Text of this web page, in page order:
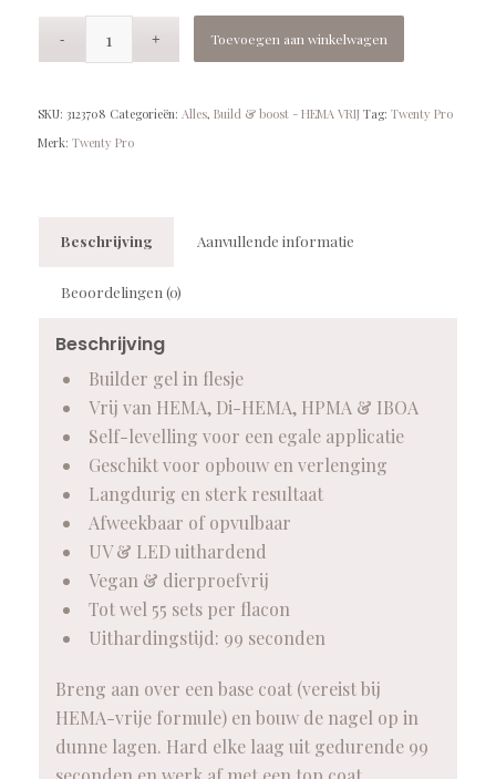
Toevoegen aan winkelwagen
SKU: 3123708 Categorieën: Alles, Build & boost - HEMA VRIJ Tag: Twenty Pro
Merk: Twenty Pro
Beschrijving Aanvullende informatie
Beoordelingen (0)
Beschrijving
Builder gel in flesje
Vrij van HEMA, Di-HEMA, HPMA & IBOA
Self-levelling voor een egale applicatie
Geschikt voor opbouw en verlenging
Langdurig en sterk resultaat
Afweekbaar of opvulbaar
UV & LED uithardend
Vegan & dierproefvrij
Tot wel 55 sets per flacon
Uithardingstijd: 99 seconden
Breng aan over een base coat (vereist bij
HEMA-vrije formule) en bouw de nagel op in
dunne lagen. Hard elke laag uit gedurende 99